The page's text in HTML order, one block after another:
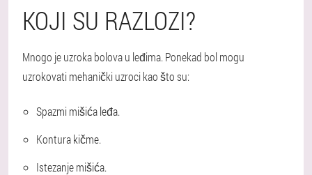
KOJI SU RAZLOZI?
Mnogo je uzroka bolova u leđima. Ponekad bol mogu
uzrokovati mehanički uzroci kao što su:
Spazmi mišića leđa.
Kontura kičme.
Istezanje mišića.